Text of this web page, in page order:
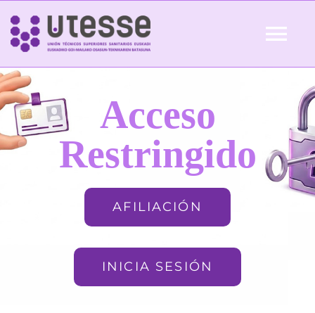
Skip
content
Inicio
QUIÉNES SOMOS Acceso
Restringido
AFILIACIÓN
INICIA SESIÓN